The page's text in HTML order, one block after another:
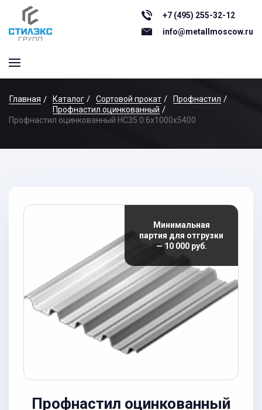
+7 (495) 255-32-12
info@metallmoscow.ru
Главная Каталог Сортовой прокат
Профнастил
Профнастил оцинкованный
Профнастил оцинкованный НС35 0.6x1000x5400
Минимальная
партия для отгрузки
— 10 000 руб.
Профнастил оцинкованный